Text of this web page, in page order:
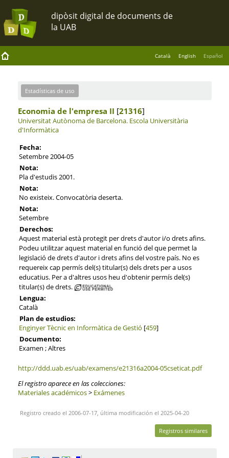
Català English Español
Estadísticas de uso
Economia de l'empresa II [21316]
Universitat Autònoma de Barcelona. Escola Universitària
d'Informàtica
Fecha:
Setembre 2004-05
Nota:
Pla d'estudis 2001.
Nota:
No existeix. Convocatòria deserta.
Nota:
Setembre
Derechos:
Aquest material està protegit per drets d'autor i/o drets afins.
Podeu utilitzar aquest material en funció del que permet la
legislació de drets d'autor i drets afins del vostre país. No es
requereix cap permís del(s) titular(s) dels drets per a usos
educatius. Per a d'altres usos heu d'obtenir permís del(s)
titular(s) de drets.
Lengua:
Català
Plan de estudios:
Enginyer Tècnic en Informàtica de Gestió [459]
Documento:
Examen ; Altres
http://ddd.uab.es/uab/examens/e21316a2004-05cseticat.pdf
El registro aparece en las colecciones:
Materiales académicos> Exámenes
Registro creado el 2006-07-17, última modificación el 2025-04-20
Registros similares